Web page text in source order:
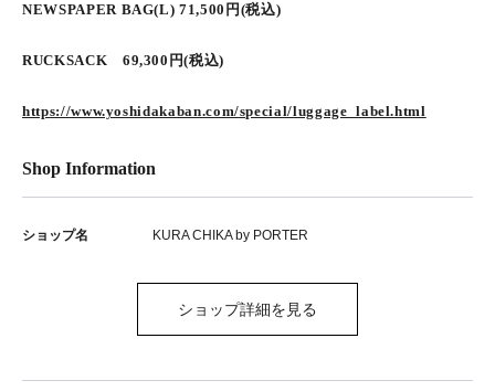
NEWSPAPER BAG(L) 71,500円(税込)
RUCKSACK 69,300円(税込)
https://www.yoshidakaban.com/special/luggage_label.html
Shop Information
ショップ名 KURA CHIKA by PORTER
ショップ詳細を見る